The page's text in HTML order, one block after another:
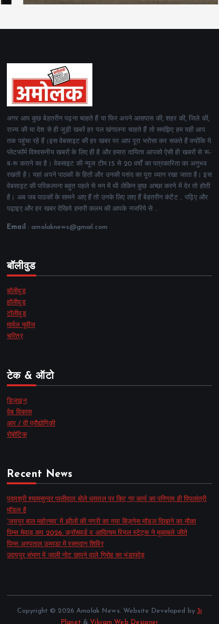
अगर आप कुछ बेहतरीन पढ़ना चाहते हैं या फिर अपने आसपास की, शहर की, जिले की,
राज्य की या देश से ही जुड़ी खबरें हर पल खंगालना चाहते हैं तो समझिए हम यही आप
तक पहुंचा रहे हैं।इस वेबसाइट की हर खबर पर आप पूरा भरोसा कर सकते हैं क्योंकि ये
प्लेटफॉर्म विश्वसनीय खबरों के लिए ही है और हमारा दायित्व आपको ऐसी ही खबरों से रू-
ब-रू कराने का है। वेबसाइट की न्यूज टीम 15 से 20 वर्षों का पत्रकारिता का अनुभव
रखती है। यहां अपने पाठकों के हितों और उनकी पसंद का पूरा ध्यान रखा जाता है। इस
वेबसाइट की परिकल्पना बहुत पहले से मन में थी लेकिन कुछ अच्छा करने में देर तो होती
है। अब जब पाठकों के सामने आए हैं तो उनके लिए लाए हैं बेहतरीन कंटेंट .. पढ़िए और
पढ़ाइए और हर खबर देखिये हमारी कलम की आपके नजरिये से ..
Email : amolaknews@gmail.com
बॉलीवुड
बॉलीवुड
हॉलीवुड
टॉलीवुड
मार्वल मूवीज
चरित्र
टेक & ऑटो
डिज़ाइन
वेब विकास
आर / वी प्रौद्योगिकी
रोबोटिक
Recent News
पद्मश्री श्यामसुन्दर पालीवाल बोले धरातल पर किए गए कार्य का परिणाम ही पिपलांत्री
मॉडल है
‘जयपुर बाल महोत्सव’ में झीलों की नगरी का नया बिज़नेस मॉडल दिखाने का मौका
पिम्स मेवाड़ कप 2026: क्रॉसवर्ड व आदित्यम रियल स्टेट्स ने मुकाबले जीते
पिम्स अस्पताल उमरडा में रक्तदान शिविर
उदयपुर संभाग में जाली नोट छापने वाले गिरोह का भंडाफोड़
Copyright © 2026 Amolak News. Website Developed by 3i
Planet & Vikram Web Designer